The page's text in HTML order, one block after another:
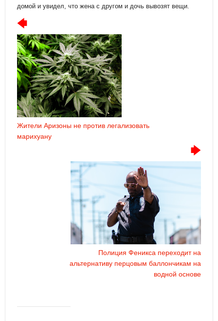
домой и увидел, что жена с другом и дочь вывозят вещи.
Жители Аризоны не против легализовать
марихуану
Полиция Феникса переходит на
альтернативу перцовым баллончикам на
водной основе